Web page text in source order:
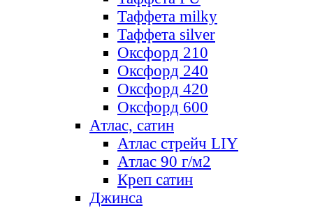
Таффета milky
Таффета silver
Оксфорд 210
Оксфорд 240
Оксфорд 420
Оксфорд 600
Атлас, сатин
Атлас стрейч LIY
Атлас 90 г/м2
Креп сатин
Джинса